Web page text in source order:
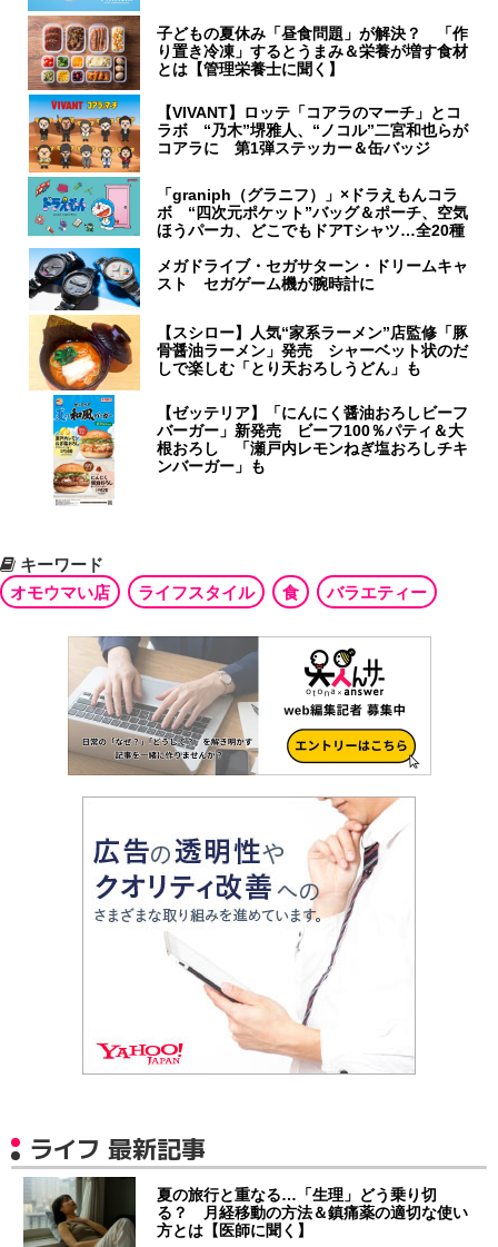
子どもの夏休み「昼食問題」が解決？ 「作
り置き冷凍」するとうまみ＆栄養が増す食材
とは【管理栄養士に聞く】
【VIVANT】ロッテ「コアラのマーチ」とコ
ラボ “乃木”堺雅人、“ノコル”二宮和也らが
コアラに 第1弾ステッカー＆缶バッジ
「graniph（グラニフ）」×ドラえもんコラ
ボ “四次元ポケット”バッグ＆ポーチ、空気
ほうパーカ、どこでもドアTシャツ…全20種
メガドライブ・セガサターン・ドリームキャ
スト セガゲーム機が腕時計に
【スシロー】人気“家系ラーメン”店監修「豚
骨醤油ラーメン」発売 シャーベット状のだ
しで楽しむ「とり天おろしうどん」も
【ゼッテリア】「にんにく醤油おろしビーフ
バーガー」新発売 ビーフ100％パティ＆大
根おろし 「瀬戸内レモンねぎ塩おろしチキ
ンバーガー」も
キーワード
オモウマい店
ライフスタイル 食 バラエティー
ライフ 最新記事
夏の旅行と重なる…「生理」どう乗り切
る？ 月経移動の方法＆鎮痛薬の適切な使い
方とは【医師に聞く】